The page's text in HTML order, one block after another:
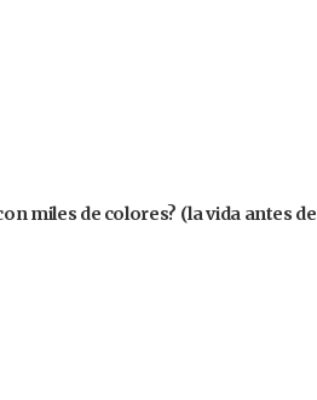
miles de colores? (la vida antes de